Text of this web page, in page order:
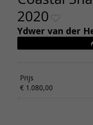
2020
Ydwer van der
Prijs
€ 1.080,00